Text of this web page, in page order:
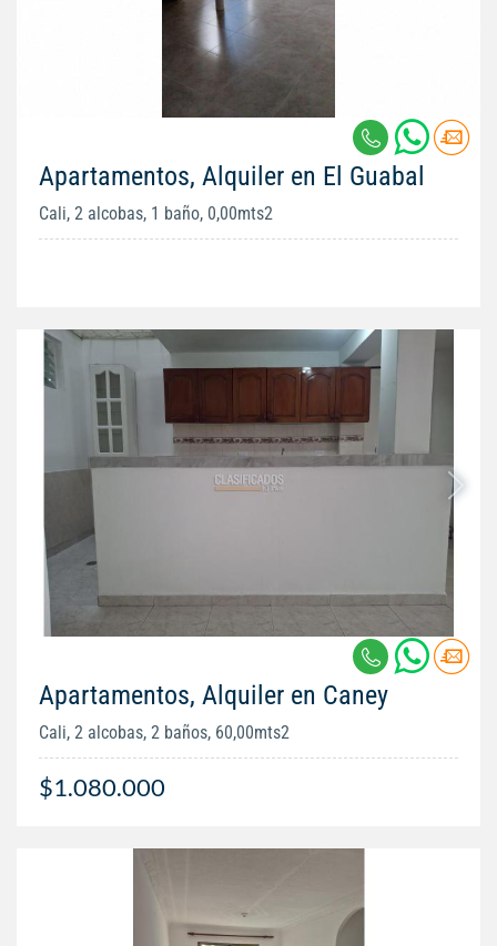
Apartamentos, Alquiler en El Guabal
Cali, 2 alcobas, 1 baño, 0,00mts2
Apartamentos, Alquiler en Caney
Cali, 2 alcobas, 2 baños, 60,00mts2
$1.080.000